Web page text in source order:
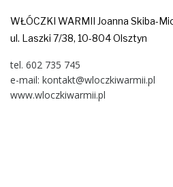
WŁÓCZKI WARMII Joanna Skiba-
ul. Laszki 7/38, 10-804 Olsztyn
tel. 602 735 745
e-mail: kontakt@wloczkiwarmii.pl
www.wloczkiwarmii.pl